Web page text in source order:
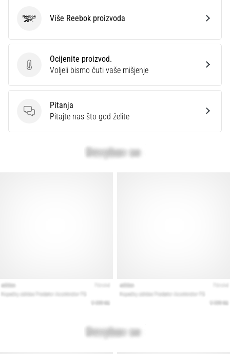
Ocijenite proizvod.
Ocijenite proizvod.
Voljeli bismo čuti vaše mišjenje
Pitanja
Pitanja
Pitajte nas što god želite
ReebokViše Reebok proizvoda